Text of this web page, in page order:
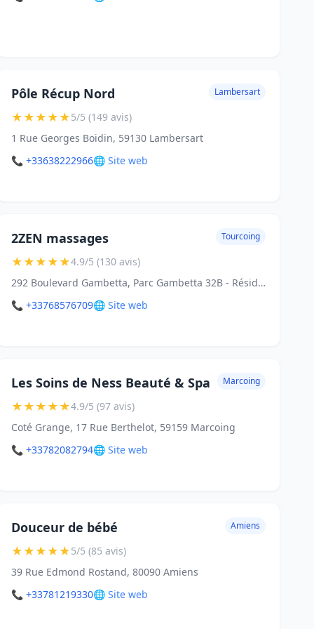
Pôle Récup Nord Lambersart
★★★★★5/5 (149 avis)
1 Rue Georges Boidin, 59130 Lambersart
📞 +33638222966🌐 Site web
2ZEN massages Tourcoing
★★★★★4.9/5 (130 avis)
292 Boulevard Gambetta, Parc Gambetta 32B - Résidence, 59200 Tourcoing
📞 +33768576709🌐 Site web
Les Soins de Ness Beauté & Spa Marcoing
★★★★★4.9/5 (97 avis)
Coté Grange, 17 Rue Berthelot, 59159 Marcoing
📞 +33782082794🌐 Site web
Douceur de bébé Amiens
★★★★★5/5 (85 avis)
39 Rue Edmond Rostand, 80090 Amiens
📞 +33781219330🌐 Site web